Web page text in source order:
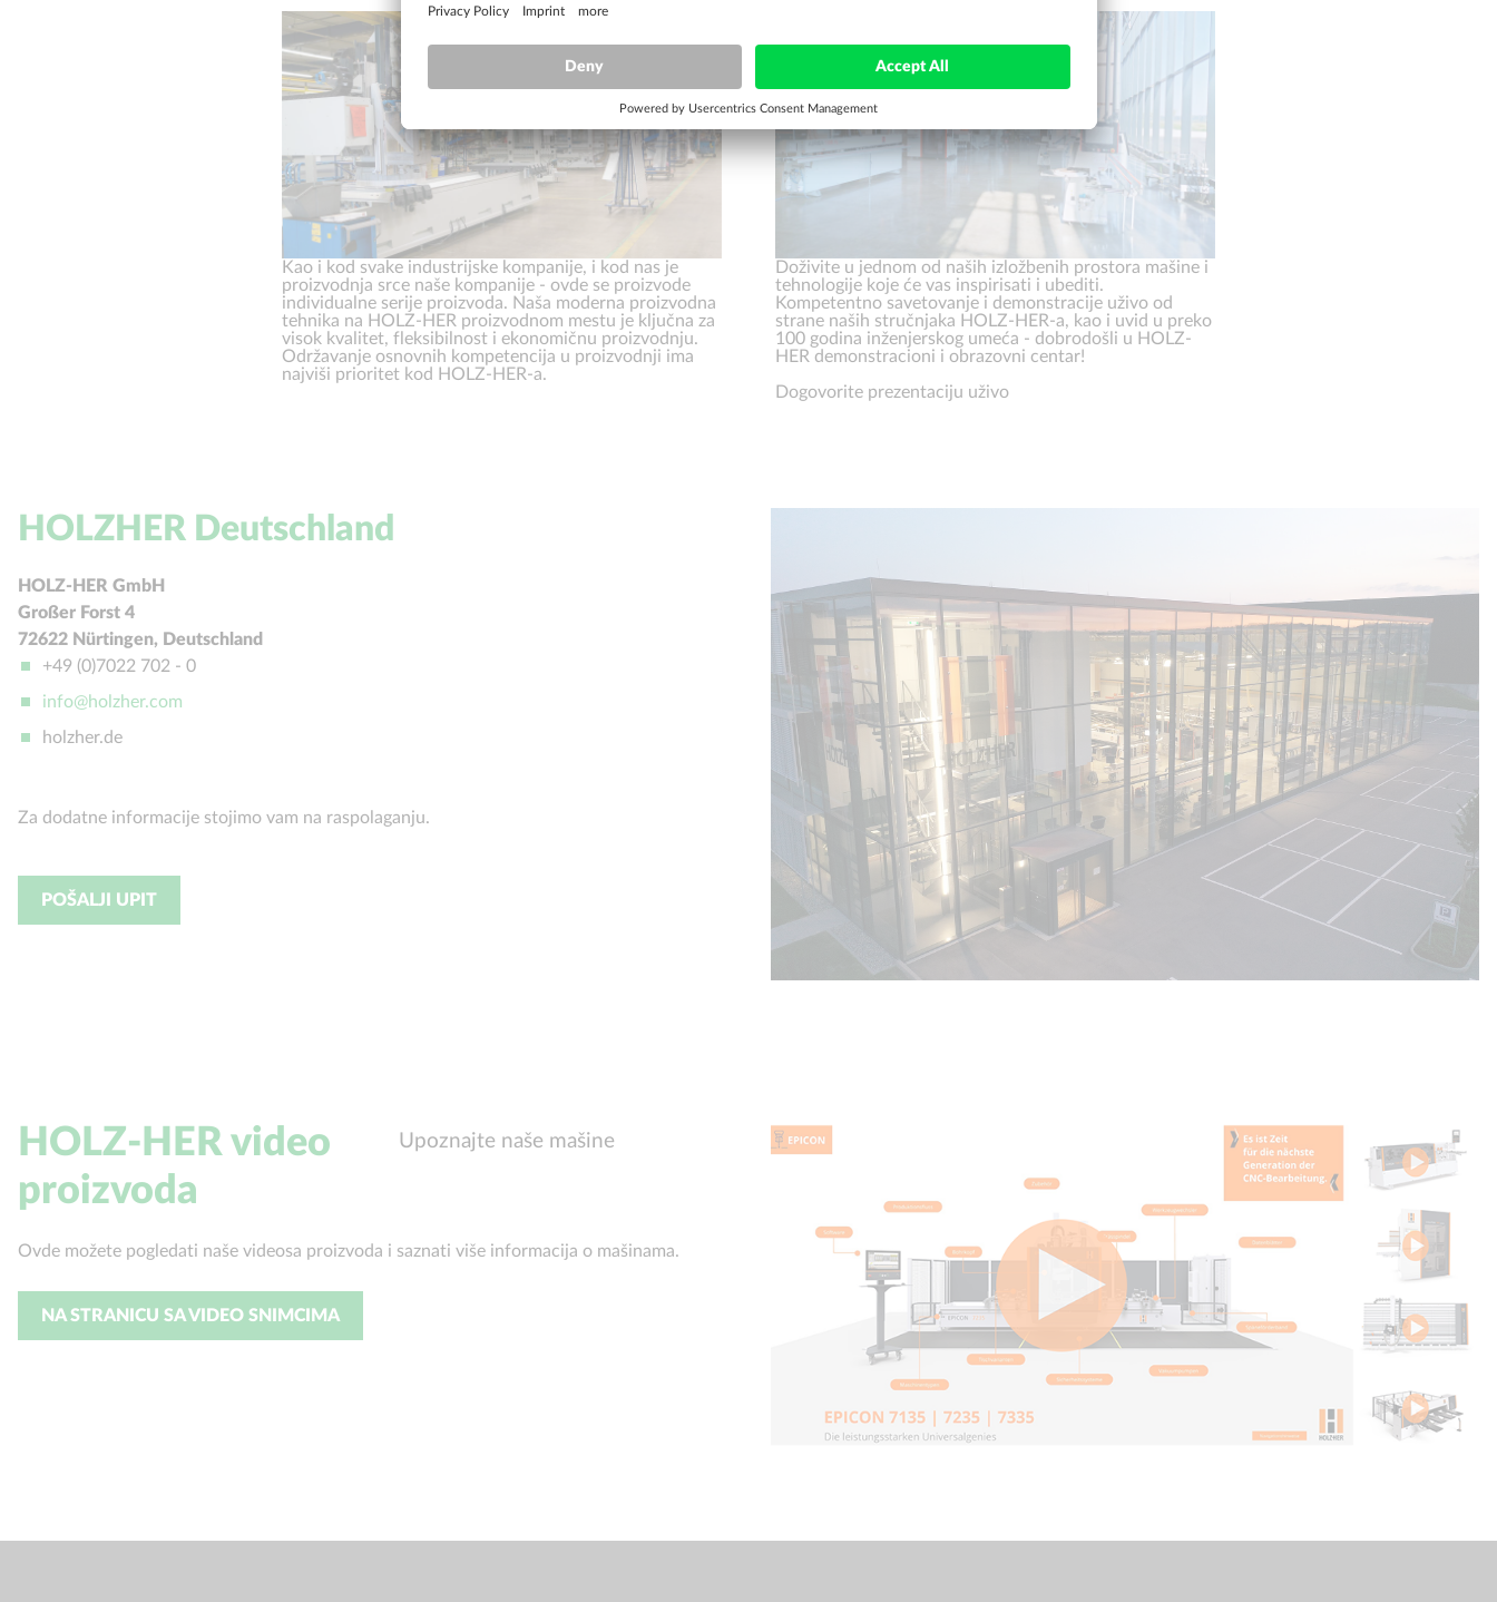
Kao i kod svake industrijske kompanije, i kod nas je
proizvodnja srce naše kompanije - ovde se proizvode
individualne serije proizvoda. Naša moderna proizvodna
tehnika na HOLZ-HER proizvodnom mestu je ključna za
visok kvalitet, fleksibilnost i ekonomičnu proizvodnju.
Održavanje osnovnih kompetencija u proizvodnji ima
najviši prioritet kod HOLZ-HER-a.
Doživite u jednom od naših izložbenih prostora mašine i
tehnologije koje će vas inspirisati i ubediti.
Kompetentno savetovanje i demonstracije uživo od
strane naših stručnjaka HOLZ-HER-a, kao i uvid u preko
100 godina inženjerskog umeća - dobrodošli u HOLZ-
HER demonstracioni i obrazovni centar!
Dogovorite prezentaciju uživo
HOLZHER Deutschland
HOLZ-HER GmbH
Großer Forst 4
72622 Nürtingen, Deutschland
+49 (0)7022 702 - 0
info@holzher.com
holzher.de
Za dodatne informacije stojimo vam na raspolaganju.
POŠALJI UPIT
HOLZ-HER video
proizvoda
Upoznajte naše mašine
Ovde možete pogledati naše videosa proizvoda i saznati više informacija o mašinama.
NA STRANICU SA VIDEO SNIMCIMA